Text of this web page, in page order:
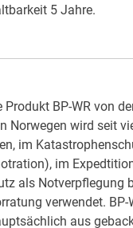
5 Jahre.
BP-WR von
Norwegen wird seit
im
im
als Notverpflegung
verwendet. BP-
aus